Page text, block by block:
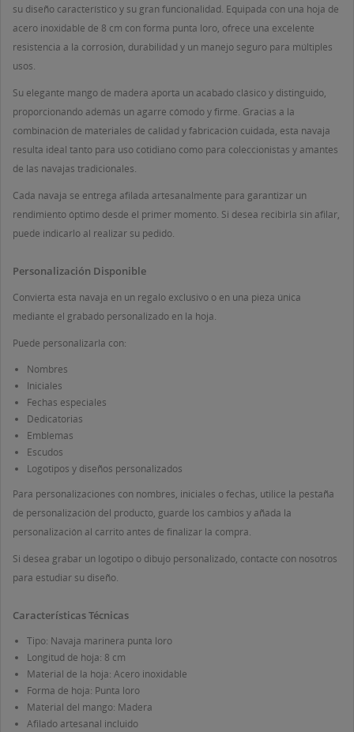
su diseño característico y su gran funcionalidad. Equipada con una hoja de
acero inoxidable de 8 cm con forma punta loro, ofrece una excelente
resistencia a la corrosión, durabilidad y un manejo seguro para múltiples
usos.
Su elegante mango de madera aporta un acabado clásico y distinguido,
proporcionando además un agarre cómodo y firme. Gracias a la
combinación de materiales de calidad y fabricación cuidada, esta navaja
resulta ideal tanto para uso cotidiano como para coleccionistas y amantes
de las navajas tradicionales.
Cada navaja se entrega afilada artesanalmente para garantizar un
rendimiento óptimo desde el primer momento. Si desea recibirla sin afilar,
puede indicarlo al realizar su pedido.
Personalización Disponible
Convierta esta navaja en un regalo exclusivo o en una pieza única
mediante el grabado personalizado en la hoja.
Puede personalizarla con:
Nombres
Iniciales
Fechas especiales
Dedicatorias
Emblemas
Escudos
Logotipos y diseños personalizados
Para personalizaciones con nombres, iniciales o fechas, utilice la pestaña
de personalización del producto, guarde los cambios y añada la
personalización al carrito antes de finalizar la compra.
Si desea grabar un logotipo o dibujo personalizado, contacte con nosotros
para estudiar su diseño.
Características Técnicas
Tipo: Navaja marinera punta loro
Longitud de hoja: 8 cm
Material de la hoja: Acero inoxidable
Forma de hoja: Punta loro
Material del mango: Madera
Afilado artesanal incluido
MI LISTA DE DESEOS
Crear nueva lista
((TITLE))
((LABEL))
INICIAR SESIÓN
Debe iniciar sesión para guardar productos en su lista
de deseos.
((CANCELTEXT))